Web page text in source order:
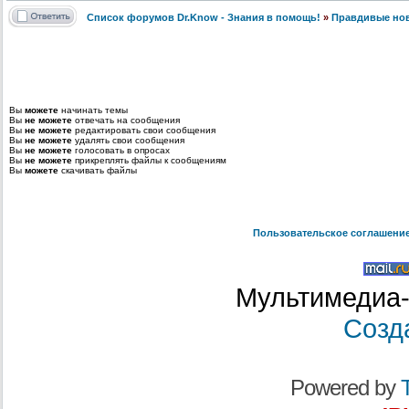
Список форумов Dr.Know - Знания в помощь! » Правдивые
Вы можете начинать темы
Вы не можете отвечать на сообщения
Вы не можете редактировать свои сообщения
Вы не можете удалять свои сообщения
Вы не можете голосовать в опросах
Вы не можете прикреплять файлы к сообщениям
Вы можете скачивать файлы
Пользовательское
Powered by